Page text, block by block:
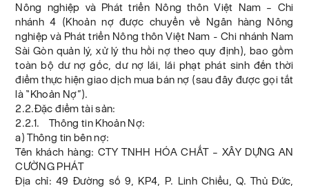
Nông nghiệp và Phát triển Nông thôn Việt Nam – Chi
nhánh 4 (Khoản nợ được chuyển về Ngân hàng Nông
nghiệp và Phát triển Nông thôn Việt Nam - Chi nhánh Nam
Sài Gòn quản lý, xử lý thu hồi nợ theo quy định), bao gồm
toàn bộ dư nợ gốc, dư nợ lãi, lãi phạt phát sinh đến thời
điểm thực hiện giao dịch mua bán nợ (sau đây được gọi tắt
là “Khoản Nợ”).
2.2.Đặc điểm tài sản:
2.2.1. Thông tin Khoản Nợ:
a) Thông tin bên nợ:
Tên khách hàng: CTY TNHH HÓA CHẤT – XÂY DỰNG AN
CƯỜNG PHÁT
Địa chỉ: 49 Đường số 9, KP4, P. Linh Chiểu, Q. Thủ Đức,